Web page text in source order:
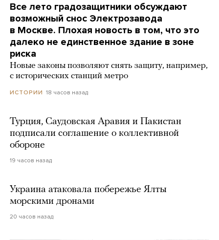
Все лето градозащитники обсуждают
возможный снос Электрозавода
в Москве. Плохая новость в том, что это
далеко не единственное здание в зоне
риска
Новые законы позволяют снять защиту, например,
с исторических станций метро
ИСТОРИИ 18 часов назад
Турция, Саудовская Аравия и Пакистан
подписали соглашение о коллективной
обороне
19 часов назад
Украина атаковала побережье Ялты
морскими дронами
20 часов назад